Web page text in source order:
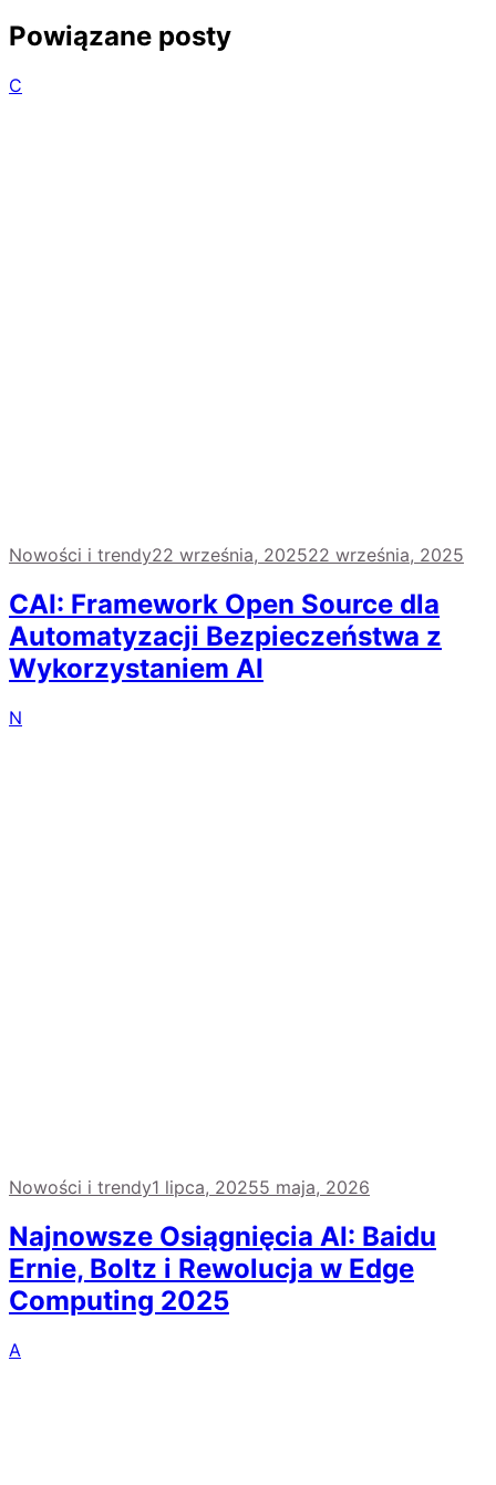
Powiązane posty
C
Nowości i trendy22 września, 202522 września, 2025
CAI: Framework Open Source dla
Automatyzacji Bezpieczeństwa z
Wykorzystaniem AI
N
Nowości i trendy1 lipca, 20255 maja, 2026
Najnowsze Osiągnięcia AI: Baidu
Ernie, Boltz i Rewolucja w Edge
Computing 2025
A